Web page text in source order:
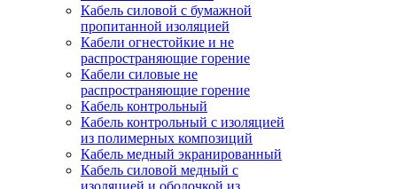
Кабель силовой с бумажной
пропитанной изоляцией
Кабели огнестойкие и не
распространяющие горение
Кабели силовые не
распространяющие горение
Кабель контрольный
Кабель контрольный с изоляцией
из полимерных композиций
Кабель медный экранированный
Кабель силовой медный с
изоляцией и оболочкой из